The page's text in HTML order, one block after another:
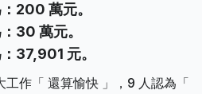
200 萬元。
30 萬元。
37,901 元。
工作「 還算愉快 」，9 人認為「